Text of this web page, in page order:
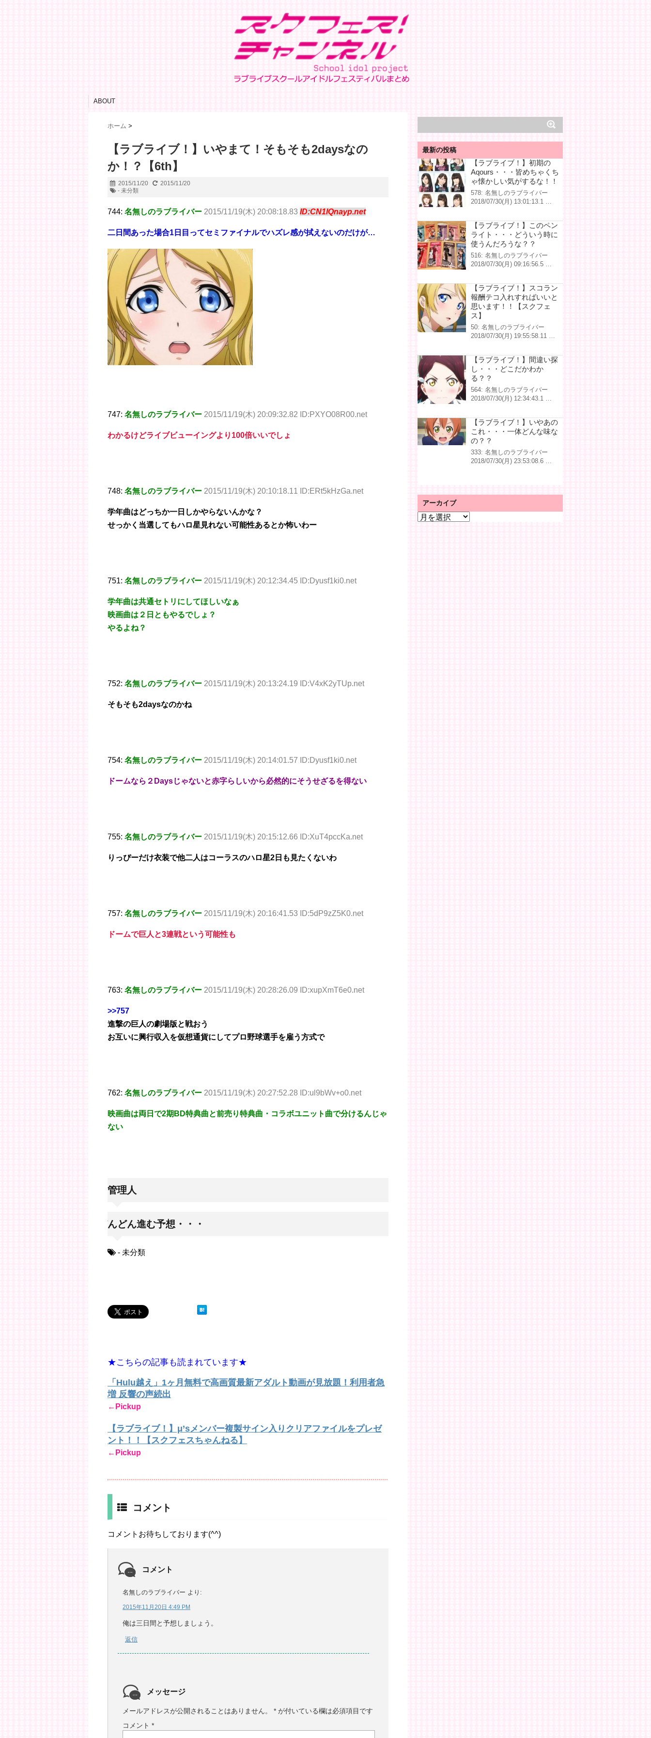
ABOUT
ホーム >
【ラブライブ！】いやまて！そもそも2daysなの
か！？【6th】
2015/11/20
2015/11/20
- 未分類
744: 名無しのラブライバー 2015/11/19(木) 20:08:18.83 ID:CN1lQnayp.net
二日間あった場合1日目ってセミファイナルでハズレ感が拭えないのだけが…
747: 名無しのラブライバー 2015/11/19(木) 20:09:32.82 ID:PXYO08R00.net
わかるけどライブビューイングより100倍いいでしょ
748: 名無しのラブライバー 2015/11/19(木) 20:10:18.11 ID:ERt5kHzGa.net
学年曲はどっちか一日しかやらないんかな？
せっかく当選してもハロ星見れない可能性あるとか怖いわー
751: 名無しのラブライバー 2015/11/19(木) 20:12:34.45 ID:Dyusf1ki0.net
学年曲は共通セトリにしてほしいなぁ
映画曲は２日ともやるでしょ？
やるよね？
752: 名無しのラブライバー 2015/11/19(木) 20:13:24.19 ID:V4xK2yTUp.net
そもそも2daysなのかね
754: 名無しのラブライバー 2015/11/19(木) 20:14:01.57 ID:Dyusf1ki0.net
ドームなら２Daysじゃないと赤字らしいから必然的にそうせざるを得ない
755: 名無しのラブライバー 2015/11/19(木) 20:15:12.66 ID:XuT4pccKa.net
りっぴーだけ衣装で他二人はコーラスのハロ星2日も見たくないわ
757: 名無しのラブライバー 2015/11/19(木) 20:16:41.53 ID:5dP9zZ5K0.net
ドームで巨人と3連戦という可能性も
763: 名無しのラブライバー 2015/11/19(木) 20:28:26.09 ID:xupXmT6e0.net
>>757
進撃の巨人の劇場版と戦おう
お互いに興行収入を仮想通貨にしてプロ野球選手を雇う方式で
762: 名無しのラブライバー 2015/11/19(木) 20:27:52.28 ID:ul9bWv+o0.net
映画曲は両日で2期BD特典曲と前売り特典曲・コラボユニット曲で分けるんじゃ
ない
※管理人
どんどん進む予想・・・
- 未分類
★こちらの記事も読まれています★
「Hulu越え」1ヶ月無料で高画質最新アダルト動画が見放題！利用者急
増 反響の声続出
←Pickup
【ラブライブ！】μ’sメンバー複製サイン入りクリアファイルをプレゼ
ント！！【スクフェスちゃんねる】
←Pickup
コメント
コメントお待ちしております(^^)
コメント
名無しのラブライバー より:
2015年11月20日 4:49 PM
俺は三日間と予想しましょう。
返信
メッセージ
メールアドレスが公開されることはありません。 * が付いている欄は必須項目です
コメント *
最新の投稿
【ラブライブ！】初期の
Aqours・・・皆めちゃくち
ゃ懐かしい気がするな！！
578: 名無しのラブライバー
2018/07/30(月) 13:01:13.1 …
【ラブライブ！】このペン
ライト・・・どういう時に
使うんだろうな？？
516: 名無しのラブライバー
2018/07/30(月) 09:16:56.5 …
【ラブライブ！】スコラン
報酬テコ入れすればいいと
思います！！【スクフェ
ス】
50: 名無しのラブライバー
2018/07/30(月) 19:55:58.11 …
【ラブライブ！】間違い探
し・・・どこだかわか
る？？
564: 名無しのラブライバー
2018/07/30(月) 12:34:43.1 …
【ラブライブ！】いやあの
これ・・・一体どんな味な
の？？
333: 名無しのラブライバー
2018/07/30(月) 23:53:08.6 …
アーカイブ
ア